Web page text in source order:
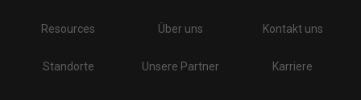
Resources Über uns Kontakt uns
Standorte Unsere Partner Karriere